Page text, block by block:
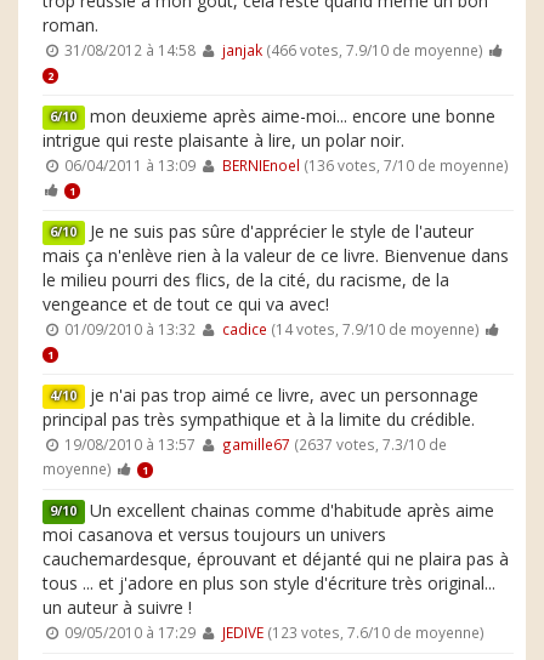
roman.
31/08/2012 à 14:58 janjak(466 votes, 7.9/10 de moyenne)
2
6/10 mon deuxieme après aime-moi... encore une bonne
intrigue qui reste plaisante à lire, un polar noir.
06/04/2011 à 13:09 BERNIEnoel (136 votes, 7/10 de moyenne)
1
6/10 Je ne suis pas sûre d'apprécier le style de l'auteur
mais ça n'enlève rien à la valeur de ce livre. Bienvenue dans
le milieu pourri des flics, de la cité, du racisme, de la
vengeance et de tout ce qui va avec!
01/09/2010 à 13:32 cadice (14 votes, 7.9/10 de moyenne)
1
4/10 je n'ai pas trop aimé ce livre, avec un personnage
principal pas très sympathique et à la limite du crédible.
19/08/2010 à 13:57 gamille67 (2637 votes, 7.3/10 de
moyenne)
1
9/10 Un excellent chainas comme d'habitude après aime
moi casanova et versus toujours un univers
cauchemardesque, éprouvant et déjanté qui ne plaira pas à
tous ... et j'adore en plus son style d'écriture très original...
un auteur à suivre !
09/05/2010 à 17:29 JEDIVE(123 votes, 7.6/10 de moyenne)